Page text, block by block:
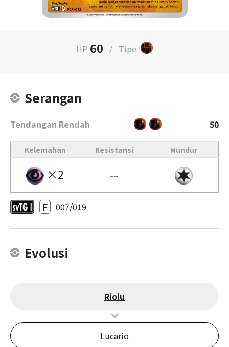
HP 60 / Tipe
Serangan
Tendangan Rendah 50
Kelemahan Resistansi Mundur
×2 --
F 007/019
Evolusi
Riolu
Lucario